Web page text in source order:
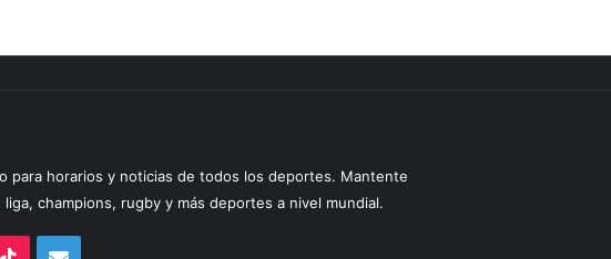
para horarios y noticias de todos los deportes. Mantente
champions, rugby y más deportes a nivel mundial.